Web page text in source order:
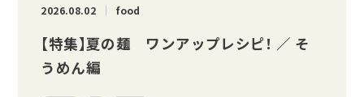
2026.08.02 food
【特集】夏の麺 ワンアップレシピ！ ／ そ
うめん編